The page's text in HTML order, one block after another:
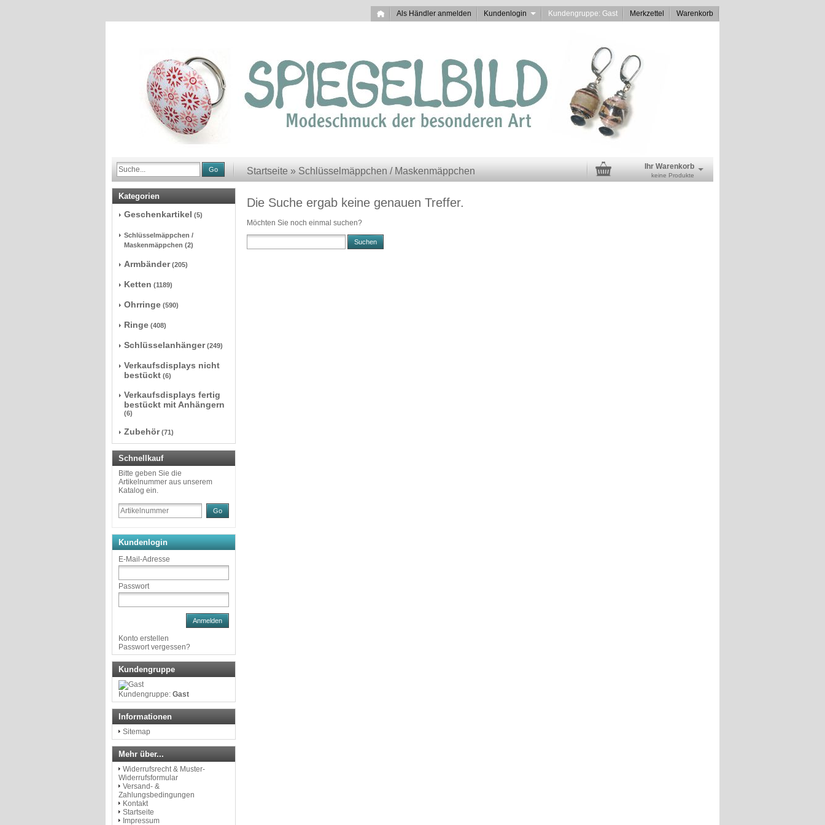
Als Händler anmelden Kundenlogin Kundengruppe: Gast Merkzettel Warenkorb
Go Startseite » Schlüsselmäppchen / Maskenmäppchen Ihr Warenkorb
keine Produkte
Die Suche ergab keine genauen Treffer.
Möchten Sie noch einmal suchen?
Suchen
Kategorien
Geschenkartikel (5)
Schlüsselmäppchen /
Maskenmäppchen (2)
Armbänder (205)
Ketten (1189)
Ohrringe (590)
Ringe (408)
Schlüsselanhänger (249)
Verkaufsdisplays nicht
bestückt (6)
Verkaufsdisplays fertig
bestückt mit Anhängern
(6)
Zubehör (71)
Schnellkauf
Bitte geben Sie die
Artikelnummer aus unserem
Katalog ein.
Go
Kundenlogin
E-Mail-Adresse
Passwort
Anmelden
Konto erstellen
Passwort vergessen?
Kundengruppe
Kundengruppe: Gast
Informationen
Sitemap
Mehr über...
Widerrufsrecht & Muster-
Widerrufsformular
Versand- &
Zahlungsbedingungen
Kontakt
Startseite
Impressum